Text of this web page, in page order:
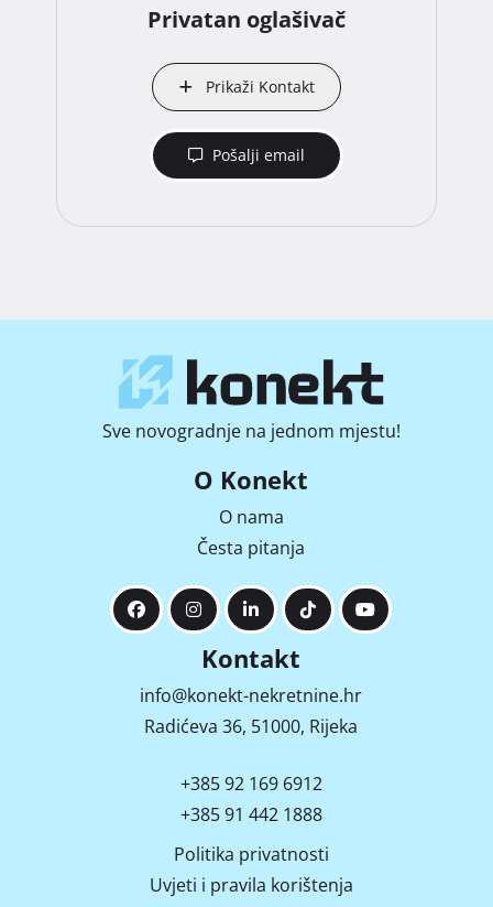
Privatan oglašivač
Prikaži Kontakt
Pošalji email
Sve novogradnje na jednom mjestu!
O Konekt
O nama
Česta pitanja
Kontakt
info@konekt-nekretnine.hr
Radićeva 36, 51000, Rijeka
+385 92 169 6912
+385 91 442 1888
Politika privatnosti
Uvjeti i pravila korištenja